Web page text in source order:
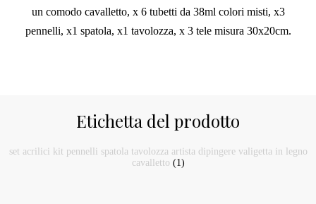
un comodo cavalletto, x 6 tubetti da 38ml colori misti, x3
pennelli, x1 spatola, x1 tavolozza, x 3 tele misura 30x20cm.
Etichetta del prodotto
set acrilici kit pennelli spatola tavolozza artista dipingere valigetta in legno
cavalletto (1)